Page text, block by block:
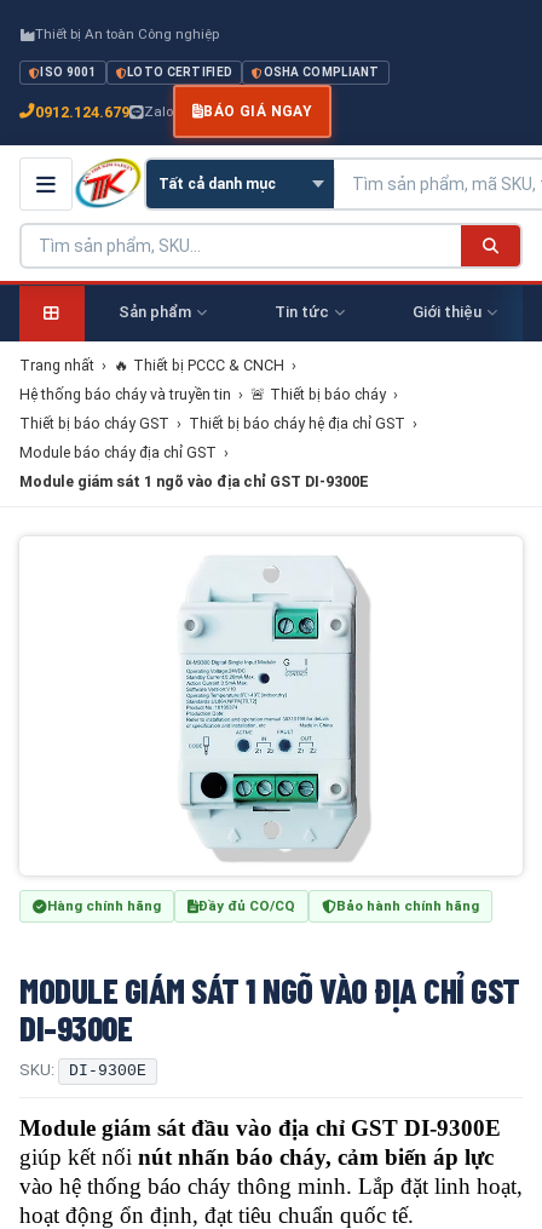
Thiết bị An toàn Công nghiệp
ISO 9001 LOTO CERTIFIED OSHA COMPLIANT
0912.124.679 Zalo BÁO GIÁ NGAY
Sản phẩm Tin tức Giới thiệu
Trang nhất › 🔥 Thiết bị PCCC & CNCH ›
Hệ thống báo cháy và truyền tin › 🚨 Thiết bị báo cháy ›
Thiết bị báo cháy GST › Thiết bị báo cháy hệ địa chỉ GST ›
Module báo cháy địa chỉ GST ›
Module giám sát 1 ngõ vào địa chỉ GST DI-9300E
Hàng chính hãng Đầy đủ CO/CQ Bảo hành chính hãng
MODULE GIÁM SÁT 1 NGÕ VÀO ĐỊA CHỈ GST
DI-9300E
SKU: DI-9300E
Module giám sát đầu vào địa chỉ GST DI-9300E
giúp kết nối nút nhấn báo cháy, cảm biến áp lực
vào hệ thống báo cháy thông minh. Lắp đặt linh hoạt,
hoạt động ổn định, đạt tiêu chuẩn quốc tế.